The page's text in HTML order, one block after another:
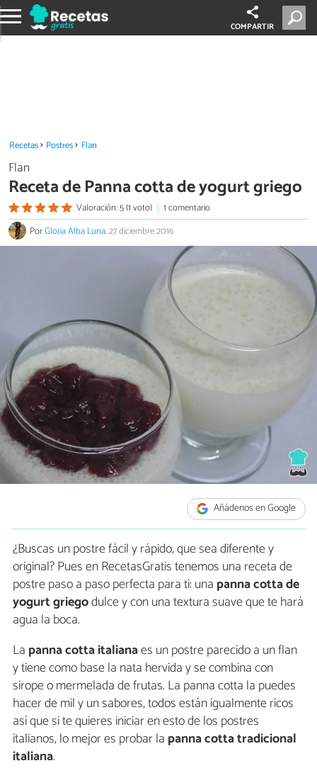
COMPARTIR
Recetas Postres Flan
Flan
Receta de Panna cotta de yogurt griego
Valoración: 5 (1 voto)
1 comentario
PorGloria Alba Luna.27 diciembre 2016
Añádenos en Google
¿Buscas un postre fácil y rápido, que sea diferente y
original? Pues en RecetasGratis tenemos una receta de
postre paso a paso perfecta para ti: una panna cotta de
yogurt griegodulce y con una textura suave que te hará
agua la boca.
La panna cotta italianaes un postre parecido a un flan
y tiene como base la nata hervida y se combina con
sirope o mermelada de frutas. La panna cotta la puedes
hacer de mil y un sabores, todos están igualmente ricos
así que si te quieres iniciar en esto de los postres
italianos, lo mejor es probar la panna cotta tradicional
italiana.